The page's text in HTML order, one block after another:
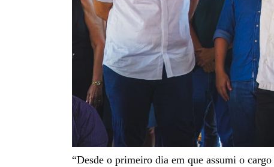
“Desde o primeiro dia em que assumi o